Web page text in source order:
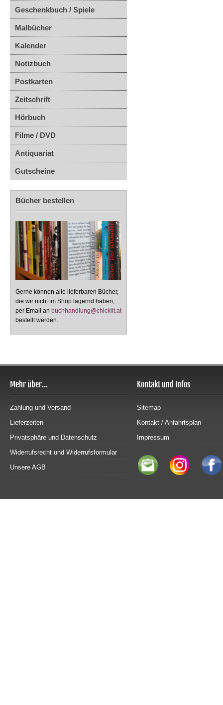
Geschenkbuch / Spiele
Malbücher
Kalender
Notizbuch
Postkarten
Zeitschrift
Hörbuch
Filme / DVD
Antiquariat
Gutscheine
Bücher bestellen
Gerne können alle lieferbaren Bücher,
die wir nicht im Shop lagernd haben,
per Email an buchhandlung@chicklit.at
bestellt werden.
Mehr über...
Zahlung und Versand
Lieferzeiten
Privatsphäre und Datenschutz
Widerrufsrecht und Widerrufsformular
Unsere AGB
Kontakt und Infos
Sitemap
Kontakt / Anfahrtsplan
Impressum